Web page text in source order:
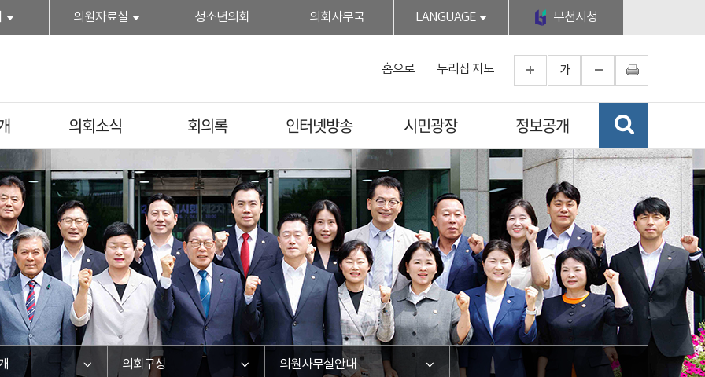
의원자료실 청소년의회 의회사무국 LANGUAGE 부천시청
홈으로 누리집 지도 가
의회소식 회의록 인터넷방송 시민광장 정보공개
의회구성 의원사무실안내